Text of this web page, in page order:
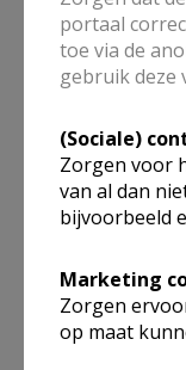
Pastoor
Kasteelstraat
9620
32 476
Google
portaal
toe via de
gebruik deze
(Sociale)
Zorgen voor
van al dan
bijvoorbeeld
Marketing
Zorgen
op maat